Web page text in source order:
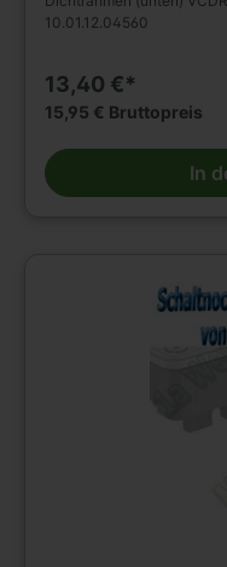
10.01.12.04560
13,40 €*
15,95 € Bruttopreis
In